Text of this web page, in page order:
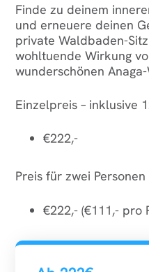
Finde zu deinem
und erneuere deinen
private Waldbaden-
wohltuende Wirkung
wunderschönen
Einzelpreis – inklusive
€222,-
Preis für zwei Personen
€222,- (€111,- pro